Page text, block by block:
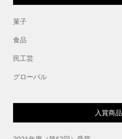
菓子
食品
民工芸
グローバル
入賞商品